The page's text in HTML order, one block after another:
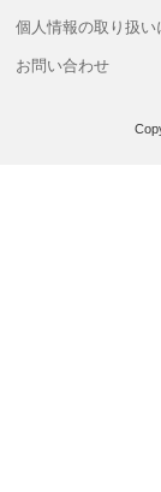
個人情報の取り扱い
お問い合わせ